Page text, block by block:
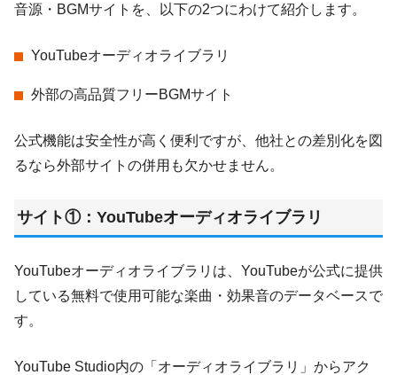
音源・BGMサイトを、以下の2つにわけて紹介します。
YouTubeオーディオライブラリ
外部の高品質フリーBGMサイト
公式機能は安全性が高く便利ですが、他社との差別化を図
るなら外部サイトの併用も欠かせません。
サイト①：YouTubeオーディオライブラリ
YouTubeオーディオライブラリは、YouTubeが公式に提供
している無料で使用可能な楽曲・効果音のデータベースで
す。
YouTube Studio内の「オーディオライブラリ」からアク